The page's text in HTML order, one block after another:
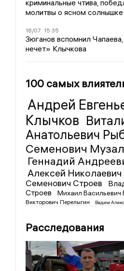
криминальные чтива,
молитвы о ясном солнышке
18/07 15:35
Зюганов вспомнил
нечет» Клычкова
100 самых
Андрей
Клычков
Анатольевич
Семенович
Геннадий
Алексей
Семенович Строев
Строев
Михаил Васильевич
Викторович Перелыгин
Вадим
Расследования